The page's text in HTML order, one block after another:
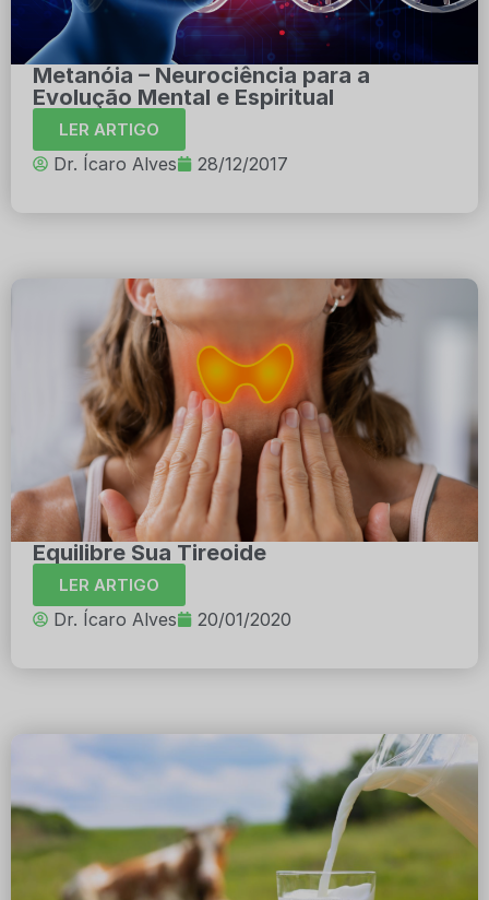
Metanóia – Neurociência para a
Evolução Mental e Espiritual
LER ARTIGO
Dr. Ícaro Alves 28/12/2017
Equilibre Sua Tireoide
LER ARTIGO
Dr. Ícaro Alves 20/01/2020